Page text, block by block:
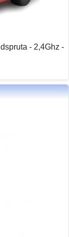
- 2,4Ghz -